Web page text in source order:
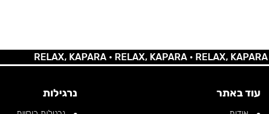
RELAX, KAPARA •RELAX, KAPARA •RELAX, KAPARA •
עוד באתר נרגילות